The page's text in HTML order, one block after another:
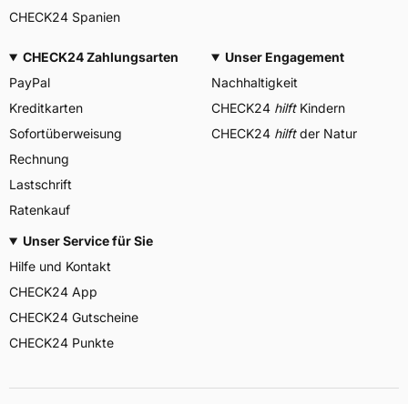
CHECK24 Spanien
CHECK24 Zahlungsarten
PayPal
Kreditkarten
Sofortüberweisung
Rechnung
Lastschrift
Ratenkauf
Unser Engagement
Nachhaltigkeit
CHECK24 hilftKindern
CHECK24 hilftder Natur
Unser Service für Sie
Hilfe und Kontakt
CHECK24 App
CHECK24 Gutscheine
CHECK24 Punkte